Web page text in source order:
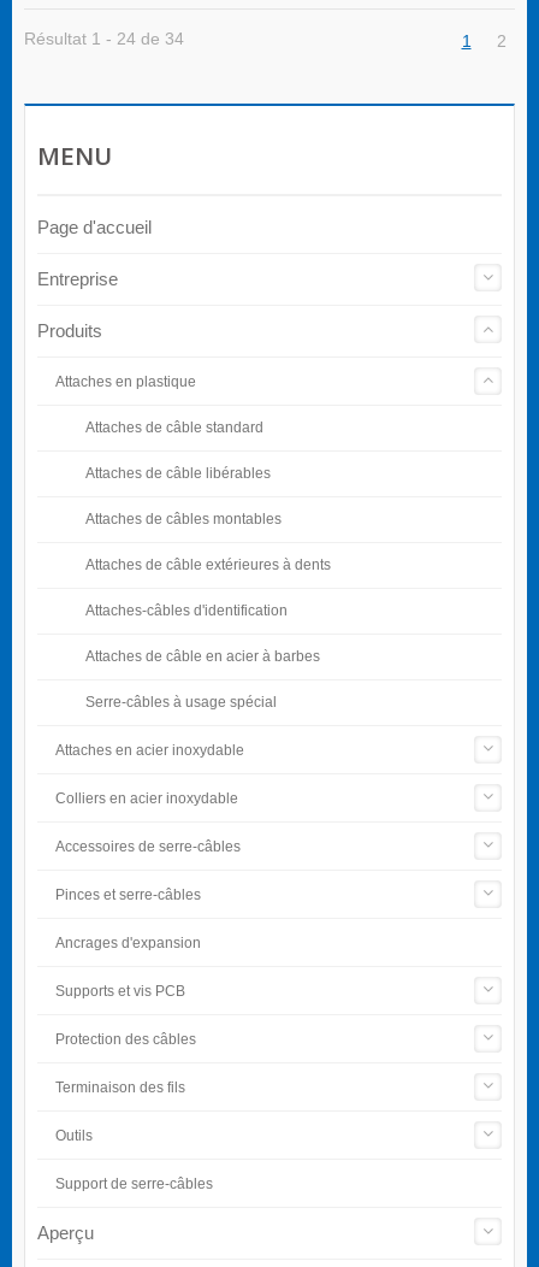
Résultat 1 - 24 de 34 1 2
MENU
Page d'accueil
Entreprise
Produits
Attaches en plastique
Attaches de câble standard
Attaches de câble libérables
Attaches de câbles montables
Attaches de câble extérieures à dents
Attaches-câbles d'identification
Attaches de câble en acier à barbes
Serre-câbles à usage spécial
Attaches en acier inoxydable
Colliers en acier inoxydable
Accessoires de serre-câbles
Pinces et serre-câbles
Ancrages d'expansion
Supports et vis PCB
Protection des câbles
Terminaison des fils
Outils
Support de serre-câbles
Aperçu